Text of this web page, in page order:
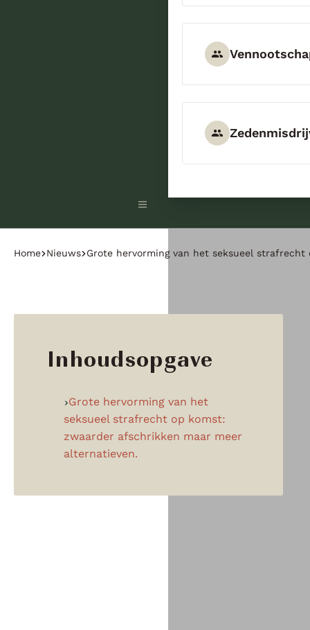
Home Nieuws Grote hervorming van het seksueel
Inhoudsopgave
Grote hervorming van het
seksueel strafrecht op komst:
zwaarder afschrikken maar meer
alternatieven.